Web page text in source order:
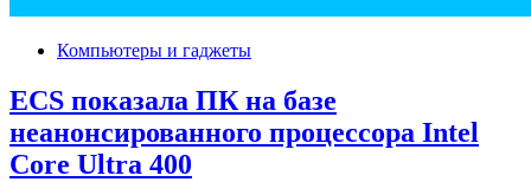
Компьютеры и гаджеты
ECS показала ПК на базе
неанонсированного процессора Intel
Core Ultra 400